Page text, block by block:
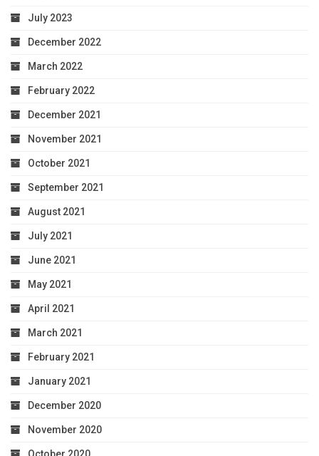
July 2023
December 2022
March 2022
February 2022
December 2021
November 2021
October 2021
September 2021
August 2021
July 2021
June 2021
May 2021
April 2021
March 2021
February 2021
January 2021
December 2020
November 2020
October 2020